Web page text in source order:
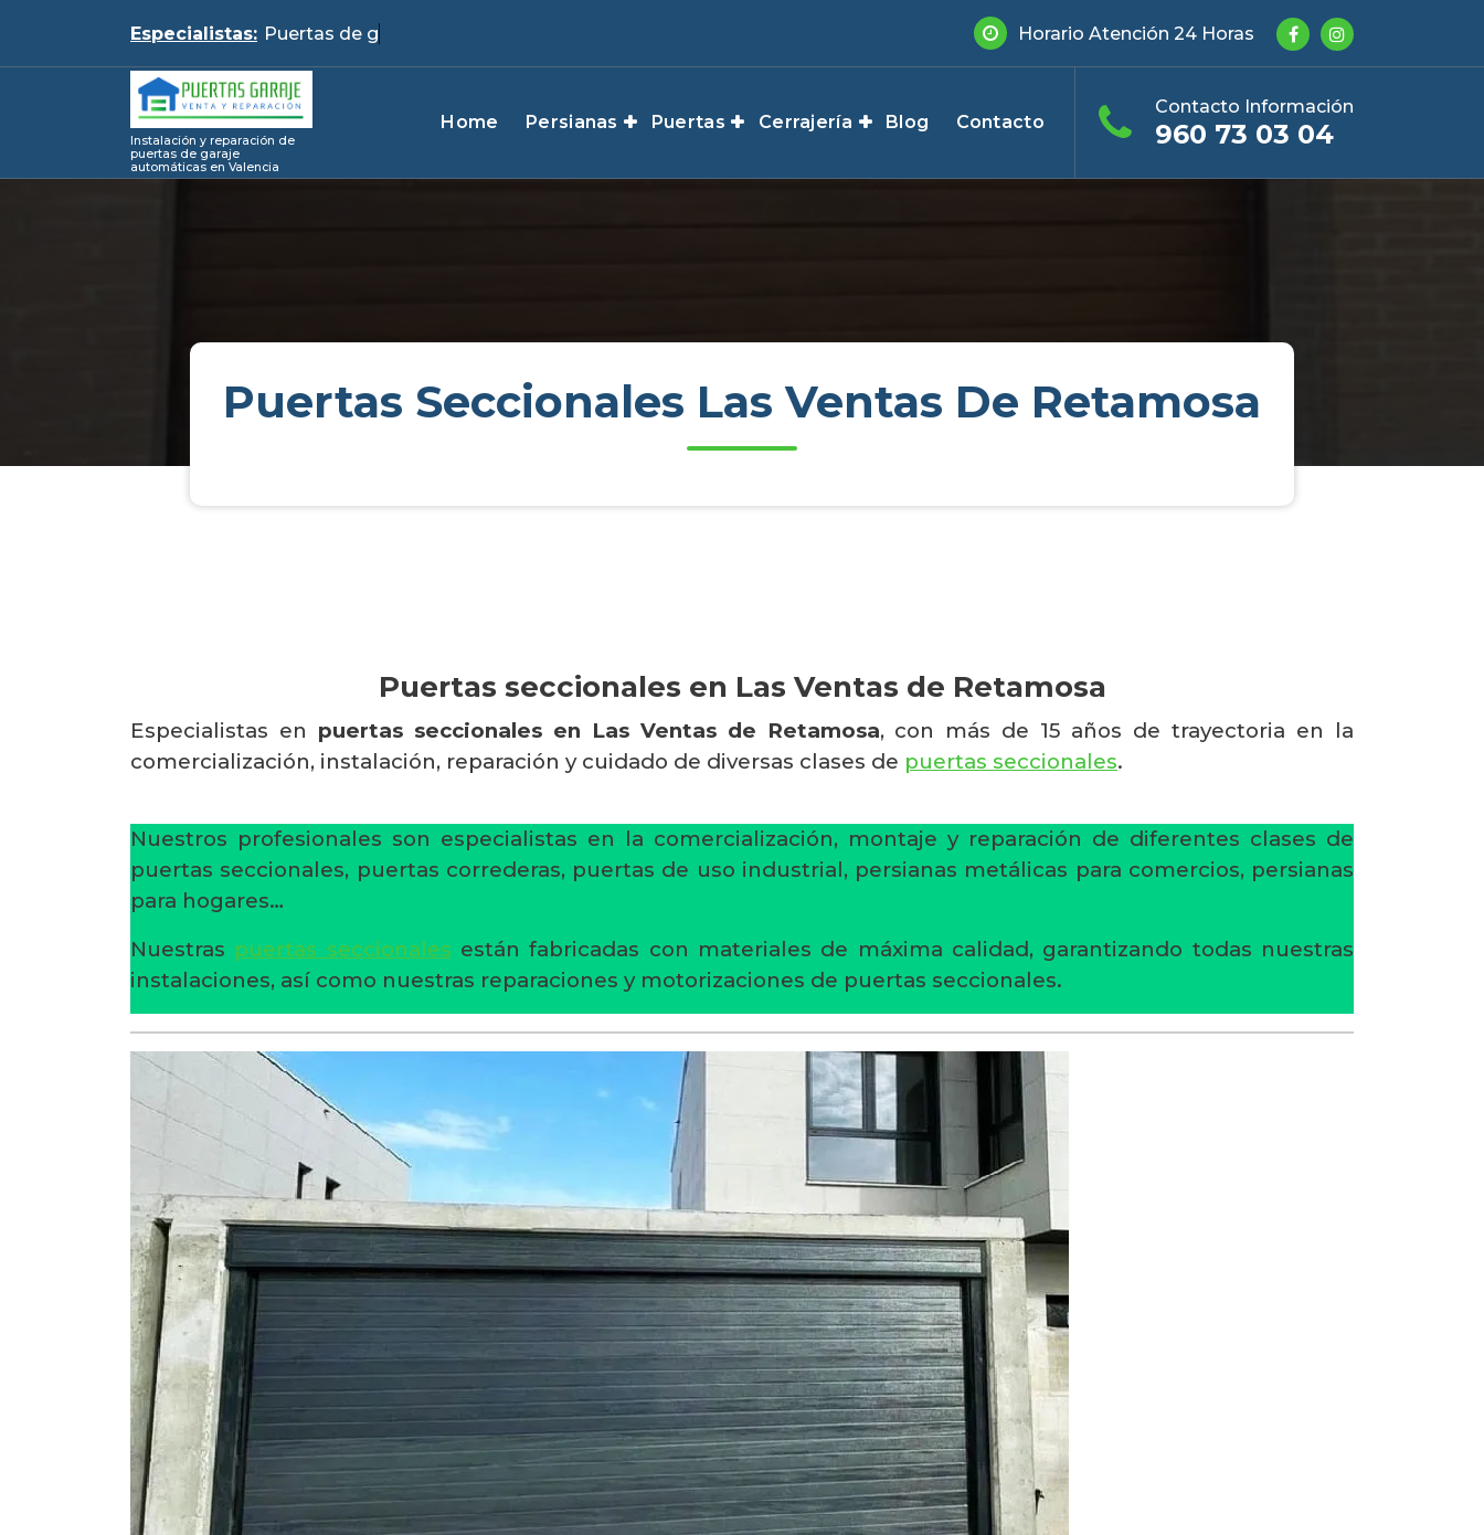
content
Especialistas: Pu Horario Atención 24 Horas
Instalación y reparación de
puertas de garaje
automáticas en Valencia
Home Persianas Puertas Cerrajería Blog Contacto
Contacto Información
960 73 03 04
Puertas Seccionales Las Ventas De Retamosa
Puertas seccionales en Las Ventas de Retamosa
Especialistas en puertas seccionales en Las Ventas de Retamosa, con más de 15 años de trayectoria en la
comercialización, instalación, reparación y cuidado de diversas clases de puertas seccionales.
Nuestros profesionales son especialistas en la comercialización, montaje y reparación de diferentes clases de
puertas seccionales, puertas correderas, puertas de uso industrial, persianas metálicas para comercios, persianas
para hogares…
Nuestras puertas seccionales están fabricadas con materiales de máxima calidad, garantizando todas nuestras
instalaciones, así como nuestras reparaciones y motorizaciones de puertas seccionales.